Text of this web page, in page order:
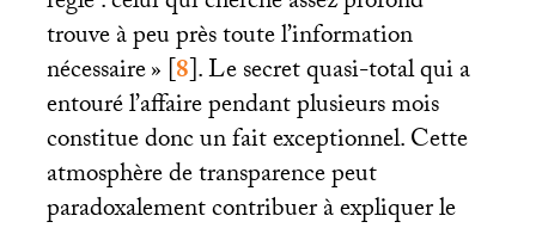
trouve à peu près toute l’information
nécessaire»[8]. Le secret quasi-total qui a
entouré l’affaire pendant plusieurs mois
constitue donc un fait exceptionnel. Cette
atmosphère de transparence peut
paradoxalement contribuer à expliquer le